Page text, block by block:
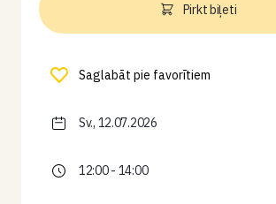
Pirkt biļeti
Saglabāt pie favorītiem
Sv., 12.07.2026
12:00 - 14:00